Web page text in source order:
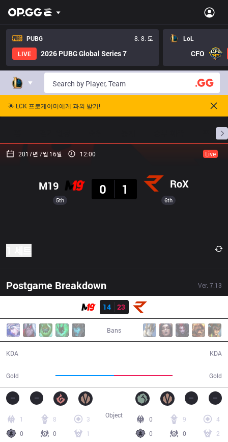
PUBG
8. 8. 토
LIVE
2026 PUBG Global Series 7
LoL
CFO
🌟 LCK 프로게이머에게 과외 받기!
프로빌
2017년 7월 16일 12:00 Live
5th
M19
0
1 RoX
6th
Postgame Breakdown Ver. 7.13
14
23
Bans
KDA
Gold Gold
KDA
1 8
3
0
0 1
0 9
4
0
0 2
Object